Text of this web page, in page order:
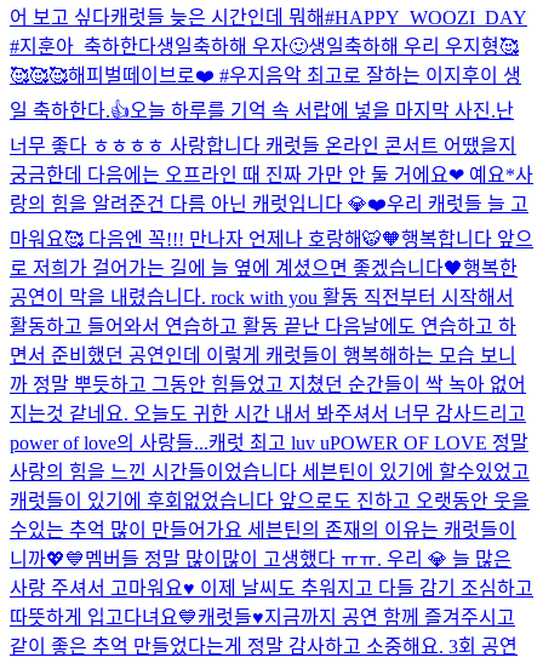
어 보고 싶다캐럿들 늦은 시간인데 뭐해#HAPPY_WOOZI_DAY
#지훈아_축하한다생일축하해 우자🙂생일축하해 우리 우지형🥰
🥰🥰🥰해피벌떼이브로❤️ #우지 음악 최고로 잘하는 이지후이 생
일 축하한다.👍오늘 하루를 기억 속 서랍에 넣을 마지막 사진.난
너무 좋다 ㅎㅎㅎㅎ 사랑합니다 캐럿들 온라인 콘서트 어땠을지
궁금한데 다음에는 오프라인 때 진짜 가만 안 둘 거에요❤ 예요*사
랑의 힘을 알려준건 다름 아닌 캐럿입니다 💎❤️우리 캐럿들 늘 고
마워요🥰 다음엔 꼭!!! 만나자 언제나 호랑해🐯🧡행복합니다 앞으
로 저희가 걸어가는 길에 늘 옆에 계셨으면 좋겠습니다🖤행복한
공연이 막을 내렸습니다. rock with you 활동 직전부터 시작해서
활동하고 들어와서 연습하고 활동 끝난 다음날에도 연습하고 하
면서 준비했던 공연인데 이렇게 캐럿들이 행복해하는 모습 보니
까 정말 뿌듯하고 그동안 힘들었고 지쳤던 순간들이 싹 녹아 없어
지는것 같네요. 오늘도 귀한 시간 내서 봐주셔서 너무 감사드리고
power of love의 사랑들...캐럿 최고 luv uPOWER OF LOVE 정말
사랑의 힘을 느낀 시간들이었습니다 세븐틴이 있기에 할수있었고
캐럿들이 있기에 후회없었습니다 앞으로도 진하고 오랫동안 웃을
수있는 추억 많이 만들어가요 세븐틴의 존재의 이유는 캐럿들이
니까💖💙멤버들 정말 많이많이 고생했다 ㅠㅠ. 우리 💎 늘 많은
사랑 주셔서 고마워요♥️ 이제 날씨도 추워지고 다들 감기 조심하고
따뜻하게 입고다녀요💙캐럿들♥️지금까지 공연 함께 즐겨주시고
같이 좋은 추억 만들었다는게 정말 감사하고 소중해요. 3회 공연